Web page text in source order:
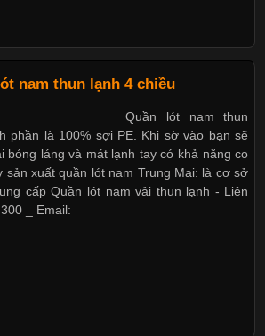
đây, vải Bamboo đang trở thành một
được yêu thích trong ngành thời trang
thoáng khí và thân thiện với môi trường.
trong quần áo thường ngày, loại vải
trong các sản phẩm đồ lót
lạnh
Boxer
nam thun lạnh 4 chiều
Quần lót nam thun
phần là 100% sợi PE. Khi sờ vào bạn sẽ
bóng láng và mát lạnh tay có khả năng co
sản xuất quần lót nam Trung Mai: là cơ sở
cấp Quần lót nam vải thun lạnh - Liên
_ Email: